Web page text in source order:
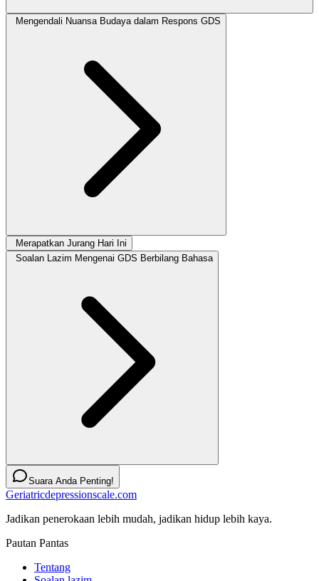
Mengendali Nuansa Budaya dalam Respons GDS
Merapatkan Jurang Hari Ini
Soalan Lazim Mengenai GDS Berbilang Bahasa
Suara Anda Penting!
Geriatricdepressionscale.com
Jadikan penerokaan lebih mudah, jadikan hidup lebih kaya.
Pautan Pantas
Tentang